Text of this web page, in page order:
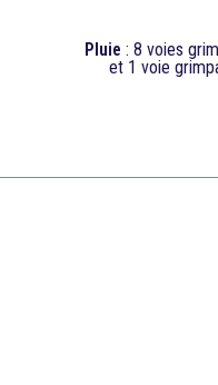
Pluie : 8 voies
et 1 voie